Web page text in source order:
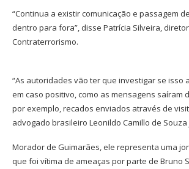
“Continua a existir comunicação e passagem
dentro para fora”, disse Patrícia Silveira,
Contraterrorismo.
“As autoridades vão ter que investigar se isso
em caso positivo, como as mensagens saíram
por exemplo, recados enviados através de
advogado brasileiro Leonildo Camillo de Souza
Morador de Guimarães, ele representa uma
que foi vítima de ameaças por parte de Bruno